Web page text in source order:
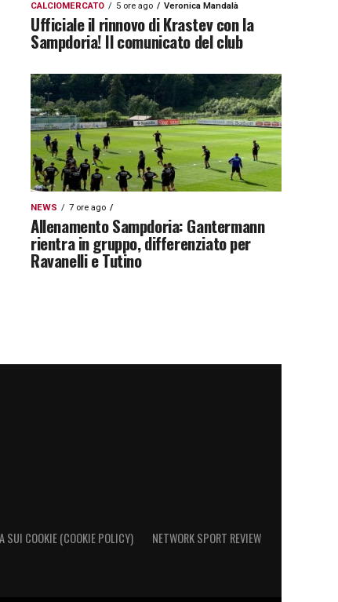
CALCIOMERCATO 5 ore ago Veronica Mandalà
Ufficiale il rinnovo di Krastev con la
Sampdoria! Il comunicato del club
NEWS 7 ore ago
Allenamento Sampdoria: Gantermann
rientra in gruppo, differenziato per
Ravanelli e Tutino
SUI COOKIE (COOKIE POLICY) NETWORK SPORT REVIEW